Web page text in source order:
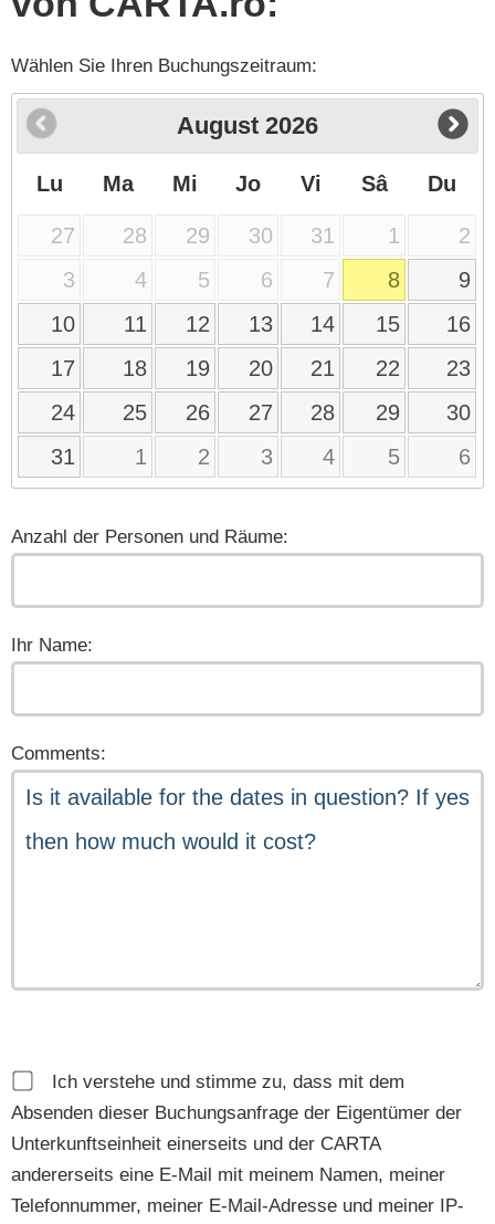
Wählen Sie Ihren Buchungszeitraum:
August 2026
Lu Ma Mi Jo Vi Sâ Du
27 28 29 30 31 1
2
3
4 5 6 7 8
9
10
11 12 13 14 15
16
17
18 19 20 21 22
23
24
25 26 27 28 29
30
31
1 2 3 4 5 6
Anzahl der Personen und Räume:
Ihr Name:
Comments:
Ich verstehe und stimme zu, dass mit dem
Absenden dieser Buchungsanfrage der Eigentümer der
Unterkunftseinheit einerseits und der CARTA
andererseits eine E-Mail mit meinem Namen, meiner
Telefonnummer, meiner E-Mail-Adresse und meiner IP-